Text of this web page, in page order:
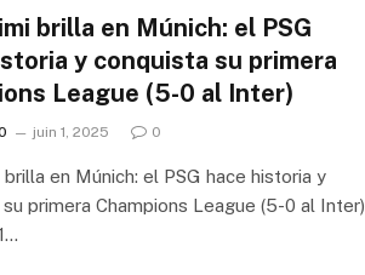
brilla en Múnich: el PSG
y conquista su primera
League (5-0 al Inter)
juin 1, 2025 0
brilla en Múnich: el PSG hace historia y
primera Champions League (5-0 al Inter)